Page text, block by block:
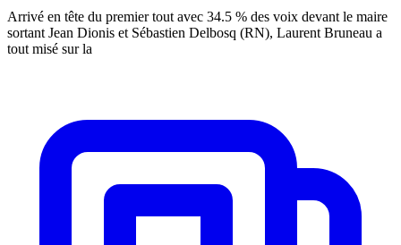
Arrivé en tête du premier tout avec 34.5 % des voix devant le maire
sortant Jean Dionis et Sébastien Delbosq (RN), Laurent Bruneau a
tout misé sur la